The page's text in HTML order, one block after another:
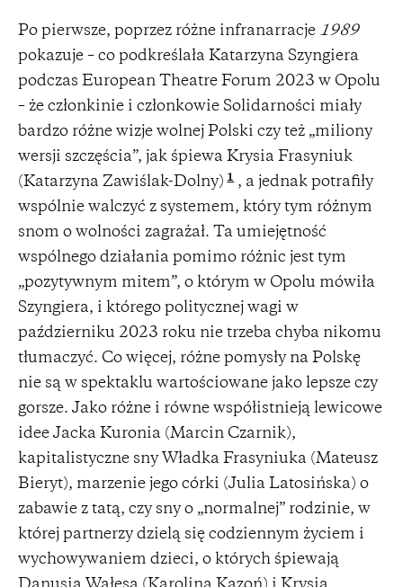
Po pierwsze, poprzez różne infranarracje 1989
pokazuje – co podkreślała Katarzyna Szyngiera
podczas European Theatre Forum 2023 w Opolu
– że członkinie i członkowie Solidarności miały
bardzo różne wizje wolnej Polski czy też „miliony
wersji szczęścia”, jak śpiewa Krysia Frasyniuk
(Katarzyna Zawiślak-Dolny) 1 , a jednak potrafiły
wspólnie walczyć z systemem, który tym różnym
snom o wolności zagrażał. Ta umiejętność
wspólnego działania pomimo różnic jest tym
„pozytywnym mitem”, o którym w Opolu mówiła
Szyngiera, i którego politycznej wagi w
październiku 2023 roku nie trzeba chyba nikomu
tłumaczyć. Co więcej, różne pomysły na Polskę
nie są w spektaklu wartościowane jako lepsze czy
gorsze. Jako różne i równe współistnieją lewicowe
idee Jacka Kuronia (Marcin Czarnik),
kapitalistyczne sny Władka Frasyniuka (Mateusz
Bieryt), marzenie jego córki (Julia Latosińska) o
zabawie z tatą, czy sny o „normalnej” rodzinie, w
której partnerzy dzielą się codziennym życiem i
wychowywaniem dzieci, o których śpiewają